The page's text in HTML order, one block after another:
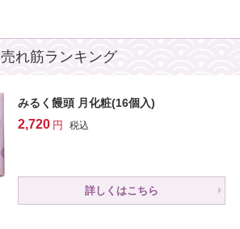
売れ筋ランキング
みるく饅頭 月化粧(16個入)
2,720 税込
詳しくはこちら